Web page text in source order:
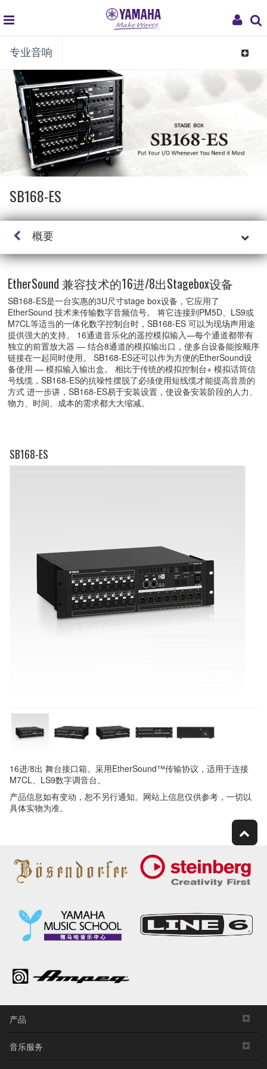
My
global
navigation
专业音响
Toggle
SB168-ES
概要
EtherSound 兼容技术的16进/8出Stagebox设备
SB168-ES是一台实惠的3U尺寸stage box设备，它应用了
EtherSound 技术来传输数字音频信号。 将它连接到PM5D、LS9或
M7CL等适当的一体化数字控制台时，SB168-ES 可以为现场声用途
提供强大的支持。 16通道音乐化的遥控模拟输入—每个通道都带有
独立的前置放大器 — 结合8通道的模拟输出口，使多台设备能按顺序
链接在一起同时使用。 SB168-ES还可以作为方便的EtherSound设
备使用 — 模拟输入输出盒。 相比于传统的模拟控制台+ 模拟话筒信
号线缆，SB168-ES的抗噪性摆脱了必须使用短线缆才能提高音质的
方式 进一步讲，SB168-ES易于安装设置，使设备安装阶段的人力、
物力、时间、成本的需求都大大缩减。
SB168-ES
16进/8出 舞台接口箱。采用EtherSound™传输协议，适用于连接
M7CL、LS9数字调音台。
产品信息如有变动，恕不另行通知。网站上信息仅供参考，一切以
具体实物为准。
产品
音乐服务